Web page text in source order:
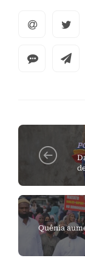
Quênia